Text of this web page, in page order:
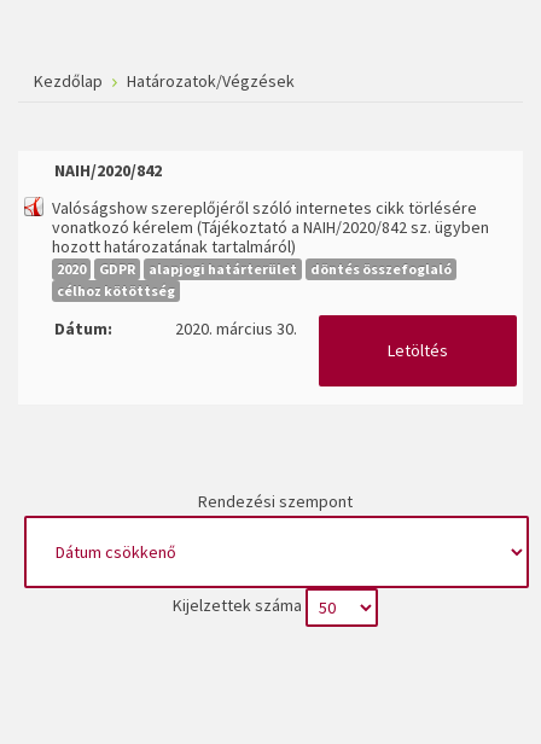
Kezdőlap Határozatok/Végzések
NAIH/2020/842
Valóságshow szereplőjéről szóló internetes cikk törlésére
vonatkozó kérelem (Tájékoztató a NAIH/2020/842 sz. ügyben
hozott határozatának tartalmáról)
2020 GDPR alapjogi határterület
döntés összefoglaló
célhoz kötöttség
Dátum:
2020. március 30.
Letöltés
Rendezési szempont
Kijelzettek száma